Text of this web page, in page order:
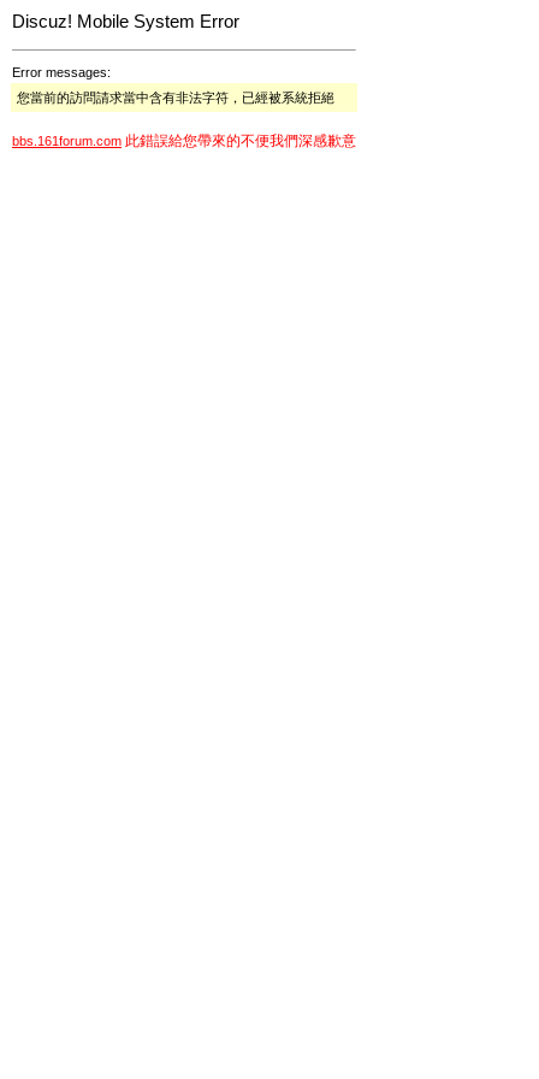
Discuz! Mobile System Error
Error messages:
您當前的訪問請求當中含有非法字符，已經被系統拒絕
bbs.161forum.com 此錯誤給您帶來的不便我們深感歉意